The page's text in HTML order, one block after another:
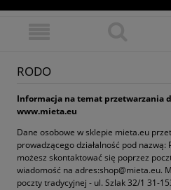
RODO
Informacja na temat przetwarzania
www.mieta.eu
Dane osobowe w sklepie mieta.eu
prowadzącego działalność pod nazwą:
możesz skontaktować się poprzez
wiadomość na adres:shop@mieta.eu.
poczty tradycyjnej - ul. Szlak 32/1 31-